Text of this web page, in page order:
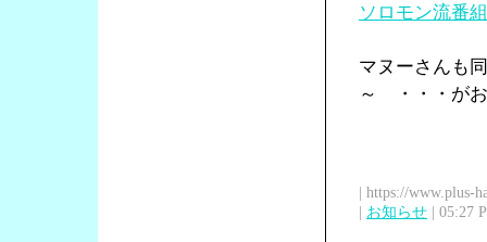
ソロモン流番
マヌーさんも
～ ・・・がお
| https://www.plus-
| お知らせ | 05:27